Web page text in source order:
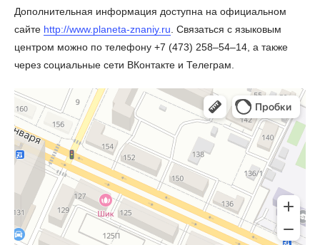
Дополнительная информация доступна на официальном
сайте http://www.planeta-znaniy.ru . Связаться с языковым
центром можно по телефону +7 (473) 258‒54‒14, а также
через социальные сети ВКонтакте и Телеграм.